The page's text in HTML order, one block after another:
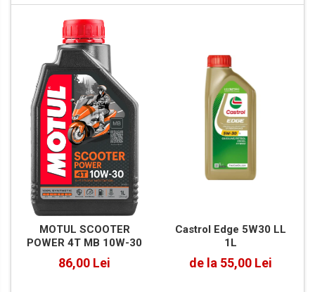
MOTUL SCOOTER
POWER 4T MB 10W-30
86,00 Lei
Castrol Edge 5W30 LL
1L
de la 55,00 Lei